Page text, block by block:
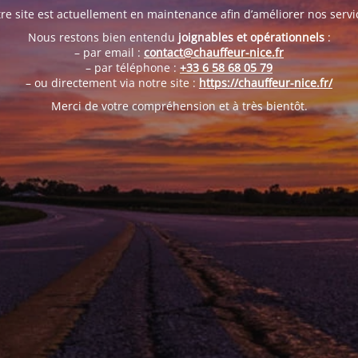
site est actuellement en maintenance afin d’améliorer nos
Nous restons bien entendu joignables et opérationnels:
– par email : contact@chauffeur-nice.fr
– par téléphone : +33 6 58 68 05 79
– ou directement via notre site : https://chauffeur-nice.fr/
Merci de votre compréhension et à très bientôt.